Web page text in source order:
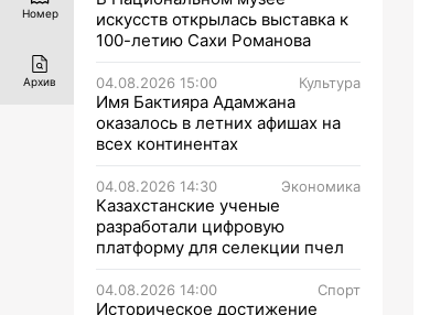
искусств открылась выставка к
100-летию Сахи Романова
04.08.2026 15:00 Культура
Имя Бактияра Адамжана
оказалось в летних афишах на
всех континентах
04.08.2026 14:30 Экономика
Казахстанские ученые
разработали цифровую
платформу для селекции пчел
04.08.2026 14:00 Спорт
Историческое достижение
Номер
Архив